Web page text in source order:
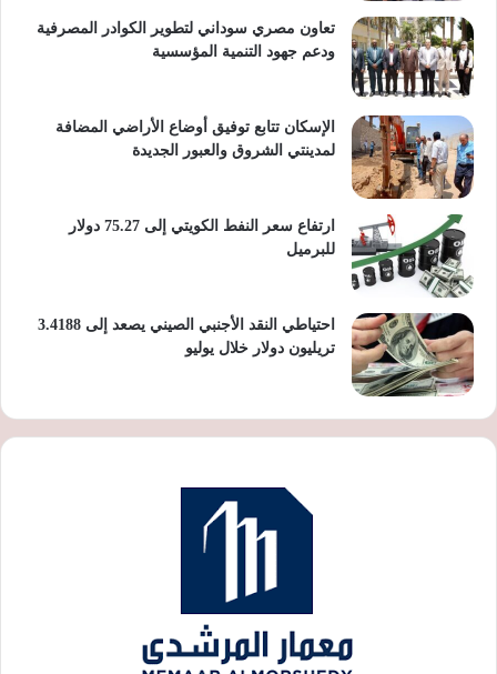
تعاون مصري سوداني لتطوير الكوادر المصرفية
ودعم جهود التنمية المؤسسية
الإسكان تتابع توفيق أوضاع الأراضي المضافة
لمدينتي الشروق والعبور الجديدة
ارتفاع سعر النفط الكويتي إلى 75.27 دولار
للبرميل
احتياطي النقد الأجنبي الصيني يصعد إلى 3.4188
تريليون دولار خلال يوليو